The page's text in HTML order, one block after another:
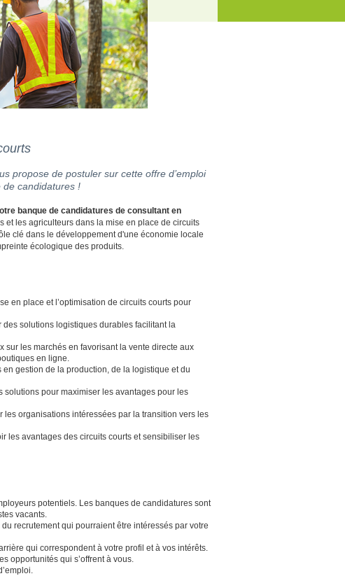
propose de postuler sur cette offre d’emploi
de candidatures !
banque de candidatures de consultant en
et les agriculteurs dans la mise en place de circuits
clé dans le développement d'une économie locale
écologique des produits.
en place et l’optimisation de circuits courts pour
solutions logistiques durables facilitant la
sur les marchés en favorisant la vente directe aux
en ligne.
gestion de la production, de la logistique et du
solutions pour maximiser les avantages pour les
organisations intéressées par la transition vers les
les avantages des circuits courts et sensibiliser les
potentiels. Les banques de candidatures sont
vacants.
recrutement qui pourraient être intéressés par votre
qui correspondent à votre profil et à vos intérêts.
opportunités qui s’offrent à vous.